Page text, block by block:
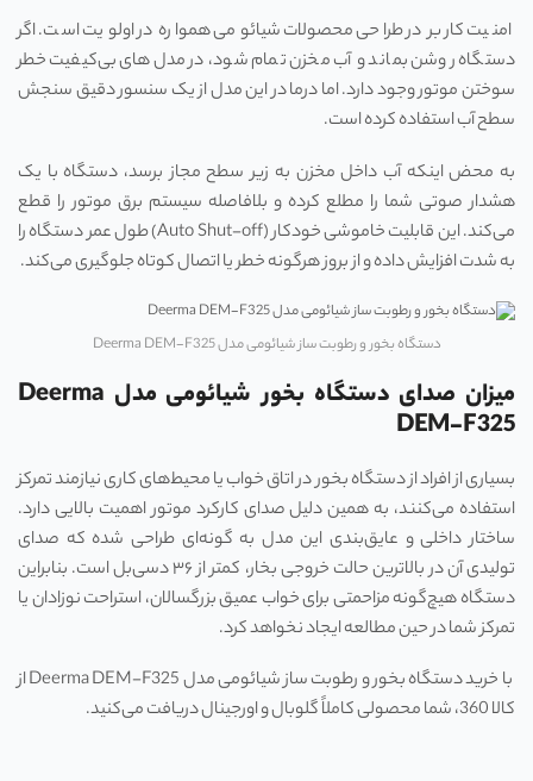
امنیت کاربر در طراحی محصولات شیائومی همواره در اولویت است. اگر
دستگاه روشن بماند و آب مخزن تمام شود، در مدل‌های بی‌کیفیت خطر
سوختن موتور وجود دارد. اما درما در این مدل از یک سنسور دقیق سنجش
سطح آب استفاده کرده است.
به محض اینکه آب داخل مخزن به زیر سطح مجاز برسد، دستگاه با یک
هشدار صوتی شما را مطلع کرده و بلافاصله سیستم برق موتور را قطع
می‌کند. این قابلیت خاموشی خودکار (Auto Shut-off) طول عمر دستگاه را
به شدت افزایش داده و از بروز هرگونه خطر یا اتصال کوتاه جلوگیری می‌کند.
دستگاه بخور و رطوبت ساز شیائومی مدل Deerma DEM-F325
میزان صدای دستگاه بخور شیائومی مدل Deerma
DEM-F325
بسیاری از افراد از دستگاه بخور در اتاق خواب یا محیط‌های کاری نیازمند تمرکز
استفاده می‌کنند، به همین دلیل صدای کارکرد موتور اهمیت بالایی دارد.
ساختار داخلی و عایق‌بندی این مدل به گونه‌ای طراحی شده که صدای
تولیدی آن در بالاترین حالت خروجی بخار، کمتر از ۳۶ دسی‌بل است. بنابراین
دستگاه هیچ‌گونه مزاحمتی برای خواب عمیق بزرگسالان، استراحت نوزادان یا
تمرکز شما در حین مطالعه ایجاد نخواهد کرد.
با خرید دستگاه بخور و رطوبت ساز شیائومی مدل Deerma DEM-F325 از
کالا 360، شما محصولی کاملاً گلوبال و اورجینال دریافت می‌کنید.